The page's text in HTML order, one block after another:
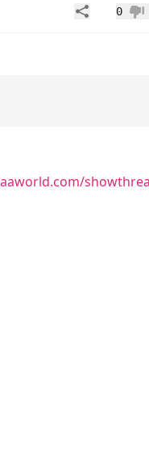
عدم إعجاب
0 مشاركة